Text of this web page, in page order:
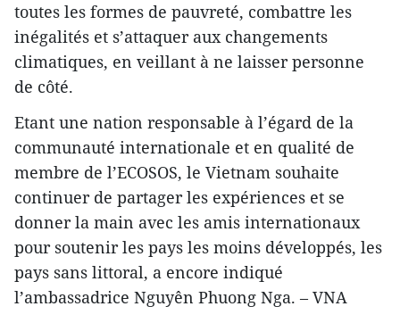
toutes les formes de pauvreté, combattre les
inégalités et s’attaquer aux changements
climatiques, en veillant à ne laisser personne
de côté.
Etant une nation responsable à l’égard de la
communauté internationale et en qualité de
membre de l’ECOSOS, le Vietnam souhaite
continuer de partager les expériences et se
donner la main avec les amis internationaux
pour soutenir les pays les moins développés, les
pays sans littoral, a encore indiqué
l’ambassadrice Nguyên Phuong Nga. – VNA